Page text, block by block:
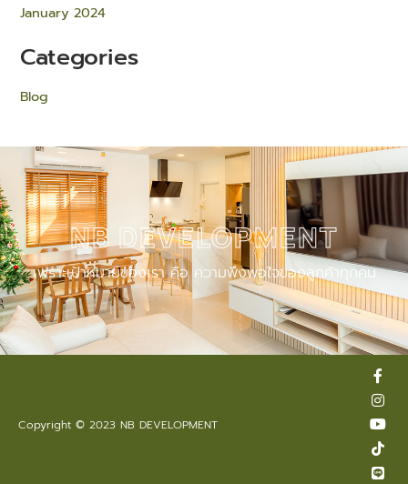
January 2024
Categories
Blog
NB DEVELOPMENT
เพราะเป้าหมายของเรา คือ ความพึงพอใจของลูกค้าทุกคน
Copyright © 2023 NB DEVELOPMENT
F
a
c
e
b
o
o
k
I
n
s
t
a
g
r
a
Y
o
u
t
u
b
e
T
i
k
t
o
k
L
i
n
e